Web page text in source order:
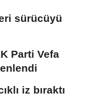
sürücüyü
Parti Vefa
iz bıraktı